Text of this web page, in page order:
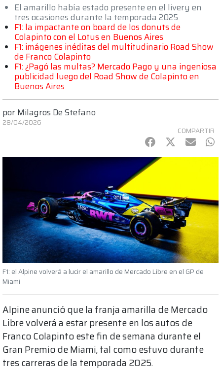
El amarillo había estado presente en el livery en
tres ocasiones durante la temporada 2025
F1: la impactante on board de los donuts de
Colapinto con el Lotus en Buenos Aires
F1: imágenes inéditas del multitudinario Road Show
de Franco Colapinto
F1: ¿Pagó las multas? Mercado Pago y una ingeniosa
publicidad luego del Road Show de Colapinto en
Buenos Aires
por Milagros De Stefano
28/04/2026
COMPARTIR
Facebook
Twitter
mail
F1: el Alpine volverá a lucir el amarillo de Mercado Libre en el GP de
Miami
Alpine anunció que la franja amarilla de Mercado
Libre volverá a estar presente en los autos de
Franco Colapinto este fin de semana durante el
Gran Premio de Miami, tal como estuvo durante
tres carreras de la temporada 2025.